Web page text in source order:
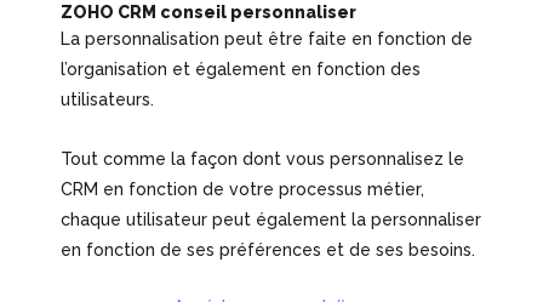
ZOHO CRM conseil personnaliser
La personnalisation peut être faite en fonction de
l’organisation et également en fonction des
utilisateurs.
Tout comme la façon dont vous personnalisez le
CRM en fonction de votre processus métier,
chaque utilisateur peut également la personnaliser
en fonction de ses préférences et de ses besoins.